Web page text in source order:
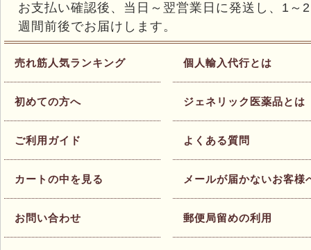
お支払い確認後、当日～翌営業日に発送し、1～2
週間前後でお届けします。
売れ筋人気ランキング
初めての方へ
ご利用ガイド
カートの中を見る
お問い合わせ
個人輸入代行とは
ジェネリック医薬品とは
よくある質問
メールが届かないお客様
郵便局留めの利用